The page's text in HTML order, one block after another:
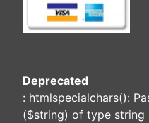
Deprecated
: htmlspecialchars():
($string) of type string